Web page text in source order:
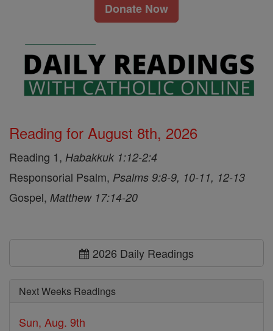
Donate Now
Reading for August 8th, 2026
Reading 1, Habakkuk 1:12-2:4
Responsorial Psalm, Psalms 9:8-9, 10-11, 12-13
Gospel, Matthew 17:14-20
2026 Daily Readings
Next Weeks Readings
Sun, Aug. 9th